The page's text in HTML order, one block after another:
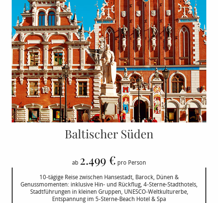
Baltischer Süden
ab 2.499 € pro Person
10-tägige Reise zwischen Hansestadt, Barock, Dünen &
Genussmomenten: inklusive Hin- und Rückflug, 4-Sterne-Stadthotels,
Stadtführungen in kleinen Gruppen, UNESCO-Weltkulturerbe,
Entspannung im 5-Sterne-Beach Hotel & Spa